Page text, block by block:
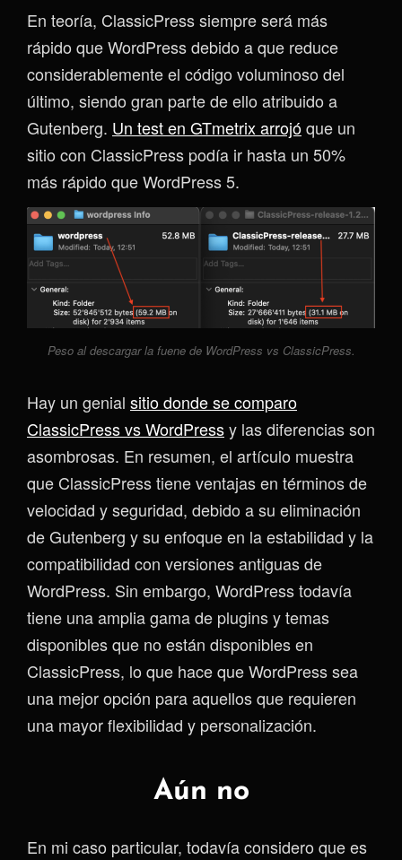
En teoría, ClassicPress siempre será más
rápido que WordPress debido a que reduce
considerablemente el código voluminoso del
último, siendo gran parte de ello atribuido a
Gutenberg. Un test en GTmetrix arrojóque un
sitio con ClassicPress podía ir hasta un 50%
más rápido que WordPress 5.
Peso al descargar la fuene de WordPress vs ClassicPress.
Hay un genial sitio donde se comparo
ClassicPress vs WordPressy las diferencias son
asombrosas. En resumen, el artículo muestra
que ClassicPress tiene ventajas en términos de
velocidad y seguridad, debido a su eliminación
de Gutenberg y su enfoque en la estabilidad y la
compatibilidad con versiones antiguas de
WordPress. Sin embargo, WordPress todavía
tiene una amplia gama de plugins y temas
disponibles que no están disponibles en
ClassicPress, lo que hace que WordPress sea
una mejor opción para aquellos que requieren
una mayor flexibilidad y personalización.
Aún no
En mi caso particular, todavía considero que es